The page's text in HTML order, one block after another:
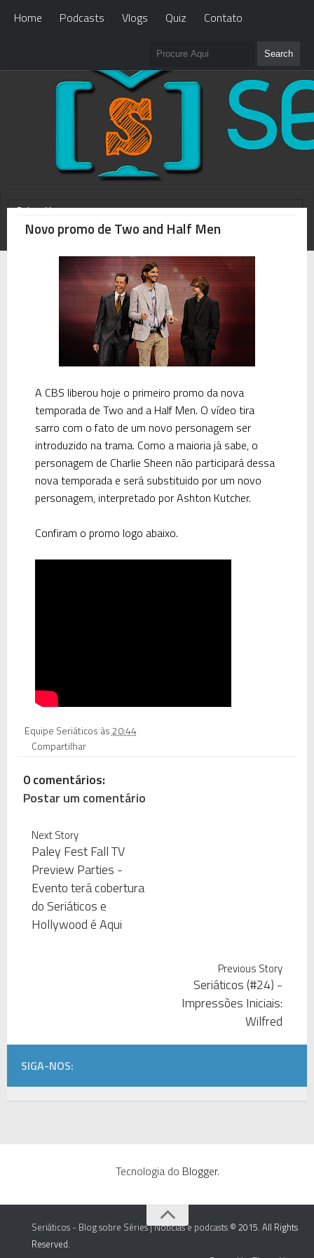
Home Podcasts Vlogs Quiz Contato
WHAT'S NEW? Loading...
Novo promo de Two and Half Men
A CBS liberou hoje o primeiro promo da nova
temporada de Two and a Half Men. O vídeo tira
sarro com o fato de um novo personagem ser
introduzido na trama. Como a maioria já sabe, o
personagem de Charlie Sheen não participará dessa
nova temporada e será substituido por um novo
personagem, interpretado por Ashton Kutcher.
Confiram o promo logo abaixo.
Equipe Seriáticos às20:44
Compartilhar
0 comentários:
Postar um comentário
Next Story
Paley Fest Fall TV
Preview Parties -
Evento terá cobertura
do Seriáticos e
Hollywood é Aqui
Previous Story
Seriáticos (#24) -
Impressões Iniciais:
Wilfred
SIGA-NOS:
Tecnologia do Blogger.
Seriáticos - Blog sobre Séries | Notícias e podcasts © 2015. All Rights
Reserved.